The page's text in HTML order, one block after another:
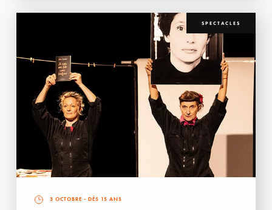
SPECTACLES
3 OCTOBRE - DÈS 15 ANS